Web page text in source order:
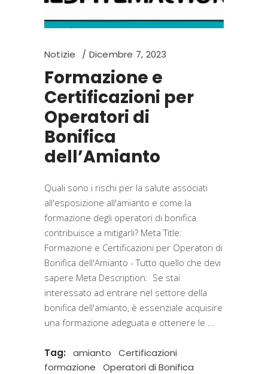
Notizie Dicembre 7, 2023
Formazione e
Certificazioni per
Operatori di
Bonifica
dell’Amianto
Quali sono⁤ i rischi per la salute associati
all'esposizione all'amianto e come la
formazione degli operatori di bonifica
contribuisce⁢ a mitigarli? Meta Title:
Formazione e Certificazioni per Operatori di
Bonifica dell'Amianto - Tutto quello che devi
sapere Meta Description: ⁤ Se stai ​
interessato ad entrare nel settore della
bonifica⁤ dell'amianto, è essenziale acquisire
⁣una formazione adeguata e ottenere‌ le
Tag: amianto
Certificazioni
formazione
Operatori di Bonifica